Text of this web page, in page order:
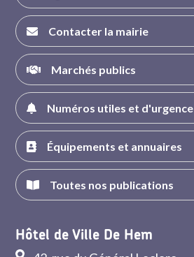
Contacter la mairie
Marchés publics
Numéros utiles et d'urgence
Équipements et annuaires
Toutes nos publications
Hôtel de Ville De Hem